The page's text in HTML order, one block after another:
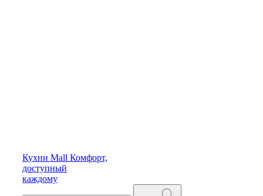
Кухни Mall Комфорт,
доступный
каждому